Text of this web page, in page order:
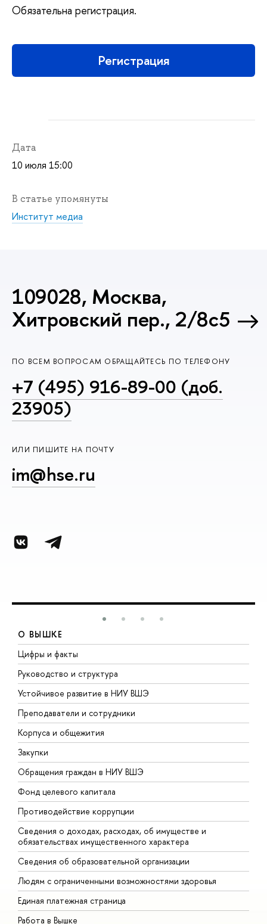
Обязательна регистрация.
Регистрация
Дата
10 июля 15:00
В статье упомянуты
Институт медиа
109028, Москва,
Хитровский пер., 2/8с5
ПО ВСЕМ ВОПРОСАМ ОБРАЩАЙТЕСЬ ПО ТЕЛЕФОНУ
+7 (495) 916-89-00 (доб.
23905)
ИЛИ ПИШИТЕ НА ПОЧТУ
im@hse.ru
О ВЫШКЕ
Цифры и факты
Руководство и структура
Устойчивое развитие в НИУ ВШЭ
Преподаватели и сотрудники
Корпуса и общежития
Закупки
Обращения граждан в НИУ ВШЭ
Фонд целевого капитала
Противодействие коррупции
Сведения о доходах, расходах, об имуществе и
обязательствах имущественного характера
Сведения об образовательной организации
Людям с ограниченными возможностями здоровья
Единая платежная страница
Работа в Вышке